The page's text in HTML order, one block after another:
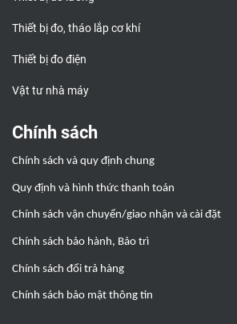
Thiết bị đo, tháo lắp cơ khí
Thiết bị đo điện
Vật tư nhà máy
Chính sách
Chính sách và quy định chung
Quy định và hình thức thanh toán
Chính sách vận chuyển/giao nhận và cài đặt
Chính sách bảo hành, Bảo trì
Chính sách đổi trả hàng
Chính sách bảo mật thông tin